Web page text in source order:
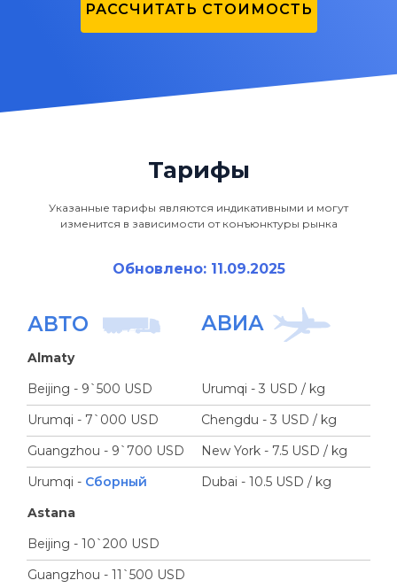
РАССЧИТАТЬ СТОИМОСТЬ
Тарифы
Указанные тарифы являются индикативными и могут
изменится в зависимости от конъюнктуры рынка
Обновлено: 11.09.2025
АВТО АВИА
Almaty
Beijing - 9`500 USD
Urumqi - 3 USD / kg
Urumqi - 7`000 USD
Chengdu - 3 USD / kg
Guangzhou - 9`700 USD
New York - 7.5 USD / kg
Urumqi - Сборный
Dubai - 10.5 USD / kg
Astana
Beijing - 10`200 USD
Guangzhou - 11`500 USD